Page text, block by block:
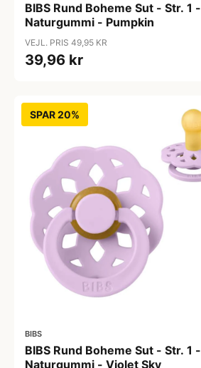
BIBS Rund Boheme Sut - Str. 1 -
Naturgummi - Pumpkin
VEJL. PRIS 49,95 KR
39,96 kr
SPAR 20%
BIBS
BIBS Rund Boheme Sut - Str. 1 -
Naturgummi - Violet Sky